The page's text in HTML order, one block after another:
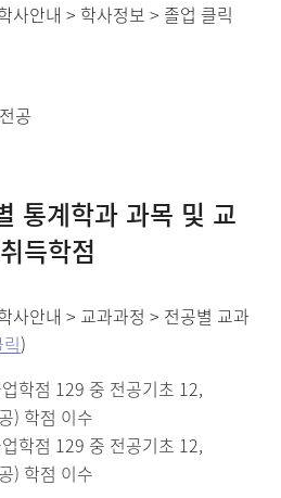
사안내 > 학사정보 > 졸업 클릭
공
통계학과 과목 및 교
득학점
사안내 > 교과과정 > 전공별 교과
)
학점 129 중 전공기초 12,
) 학점 이수
학점 129 중 전공기초 12,
) 학점 이수